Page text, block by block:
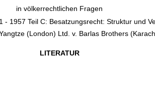
in völkerrechtlichen Fragen
1957 Teil C: Besatzungsrecht: Struktur und
(London) Ltd. v. Barlas Brothers
LITERATUR